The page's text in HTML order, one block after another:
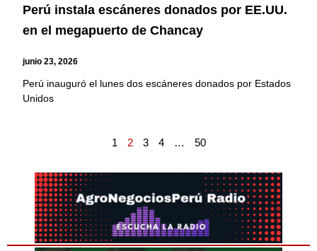
Perú instala escáneres donados por EE.UU.
en el megapuerto de Chancay
junio 23, 2026
Perú inauguró el lunes dos escáneres donados por Estados
Unidos
1 2 3 4 … 50